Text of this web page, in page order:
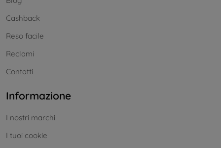
Cashback
Reso facile
Reclami
Contatti
Informazione
I nostri marchi
I tuoi cookie